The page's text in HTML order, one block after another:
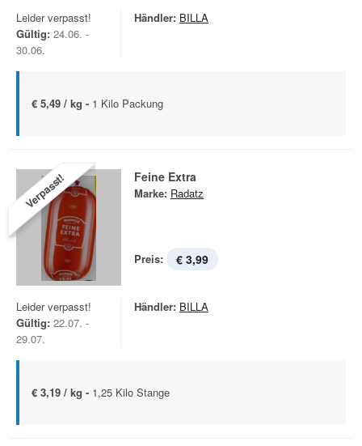
Leider verpasst!
Gültig: 24.06. -
30.06.
Händler: BILLA
€ 5,49 / kg - 1 Kilo Packung
Verpasst! Feine Extra
Marke: Radatz
Preis: € 3,99
Leider verpasst!
Gültig: 22.07. -
29.07.
Händler: BILLA
€ 3,19 / kg - 1,25 Kilo Stange